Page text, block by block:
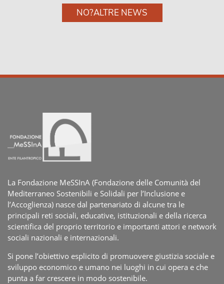
NO?ALTRE NEWS
La Fondazione MeSSInA (Fondazione delle Comunità del
Mediterraneo Sostenibili e Solidali per l’Inclusione e
l’Accoglienza) nasce dal partenariato di alcune tra le
principali reti sociali, educative, istituzionali e della ricerca
scientifica del proprio territorio e importanti attori e network
sociali nazionali e internazionali.
Si pone l’obiettivo esplicito di promuovere giustizia sociale e
sviluppo economico e umano nei luoghi in cui opera e che
punta a far crescere in modo sostenibile.